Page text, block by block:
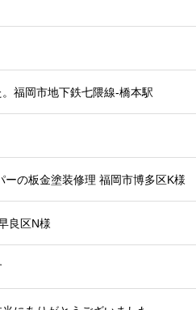
福岡市地下鉄七隈線-橋本駅
の板金塗装修理 福岡市博多区K様
良区N様